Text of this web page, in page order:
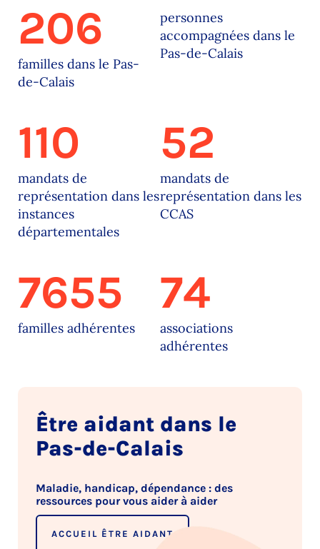
206
familles dans le Pas-
de-Calais
personnes
accompagnées dans le
Pas-de-Calais
110
mandats de
représentation dans les
instances
départementales
52
mandats de
représentation dans les
CCAS
7655
familles adhérentes
74
associations
adhérentes
Être aidant dans le
Pas-de-Calais
Maladie, handicap, dépendance : des
ressources pour vous aider à aider
ACCUEIL ÊTRE AIDANT